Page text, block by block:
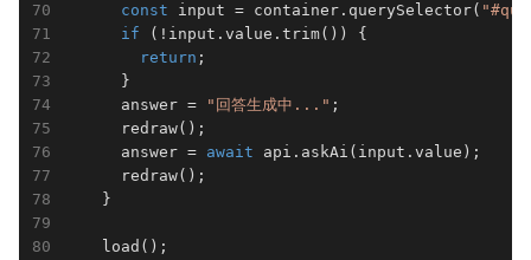
const input = container.querySelector(
if (!input.value.trim()) {
return ;
}
answer =
"回答生成中..." ;
redraw();
answer = await api.askAi(input.value);
redraw();
}
load();